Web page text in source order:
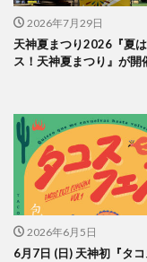
2026年7月29日
天神夏まつり2026『夏
ス！天神夏まつり』が開
2026年6月5日
6月7日 (日) 天神初『タ